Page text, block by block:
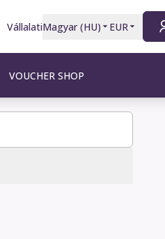
VállalatiMagyar(HU) EUR
VOUCHER SHOP